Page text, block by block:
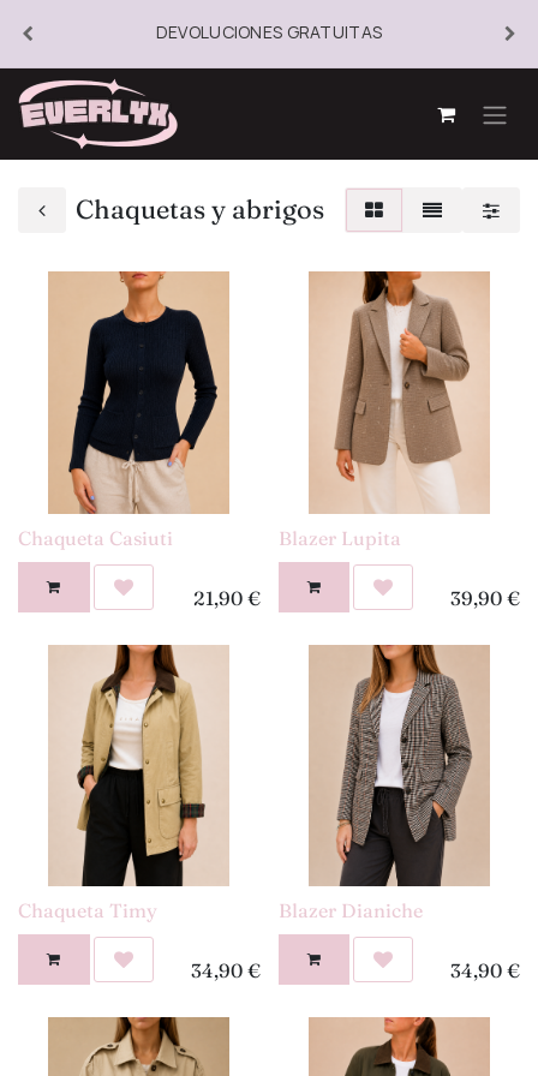
DEVOLUCIONES GRATUITAS
Chaquetas y abrigos
Chaqueta Casiuti
21,90€
Blazer Lupita
39,90 €
Chaqueta Timy
34,90€
Blazer Dianiche
34,90 €